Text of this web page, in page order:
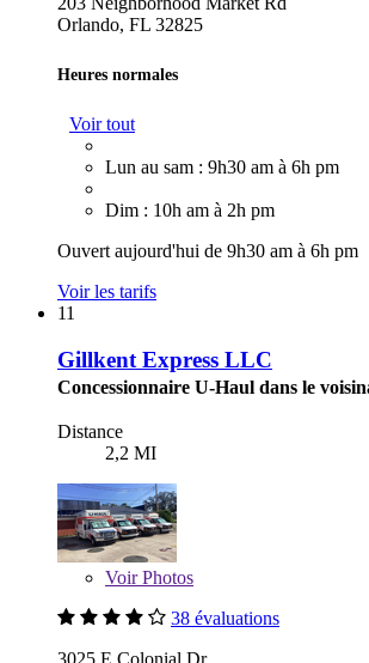
Orlando, FL 32825
Heures normales
Voir tout
Lun au sam : 9h30 am à 6h pm
Dim : 10h am à 2h pm
Ouvert aujourd'hui de 9h30 am à 6h pm
Voir les tarifs
11
Gillkent Express LLC
Concessionnaire U-Haul dans le
Distance
2,2 MI
VoirPhotos
38 évaluations